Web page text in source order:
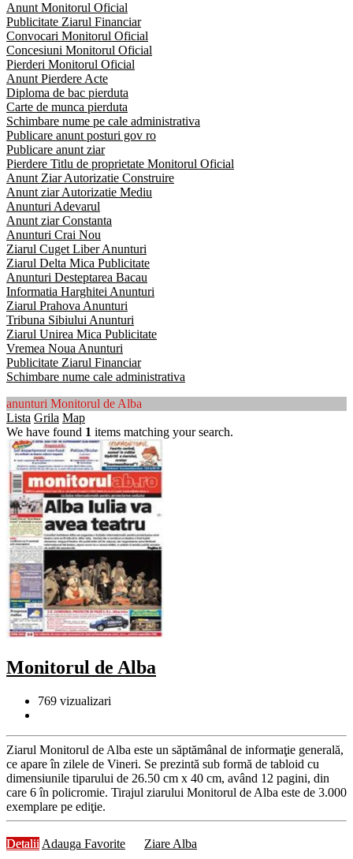
Anunt Monitorul Oficial
Publicitate Ziarul Financiar
Convocari Monitorul Oficial
Concesiuni Monitorul Oficial
Pierderi Monitorul Oficial
Anunt Pierdere Acte
Diploma de bac pierduta
Carte de munca pierduta
Schimbare nume pe cale administrativa
Publicare anunt posturi gov ro
Publicare anunt ziar
Pierdere Titlu de proprietate Monitorul Oficial
Anunt Ziar Autorizatie Construire
Anunt ziar Autorizatie Mediu
Anunturi Adevarul
Anunt ziar Constanta
Anunturi Crai Nou
Ziarul Cuget Liber Anunturi
Ziarul Delta Mica Publicitate
Anunturi Desteptarea Bacau
Informatia Harghitei Anunturi
Ziarul Prahova Anunturi
Tribuna Sibiului Anunturi
Ziarul Unirea Mica Publicitate
Vremea Noua Anunturi
Publicitate Ziarul Financiar
Schimbare nume cale administrativa
anunturi Monitorul de Alba
Lista Grila Map
We have found 1 items matching your search.
Monitorul de Alba
769 vizualizari
Ziarul Monitorul de Alba este un săptămânal de informaţie generală,
ce apare în zilele de Vineri. Se prezintă sub formă de tabloid cu
dimensiunile tiparului de 26.50 cm x 40 cm, având 12 pagini, din
care 6 în policromie. Tirajul ziarului Monitorul de Alba este de 3.000
exemplare pe ediţie.
Detalii Adauga Favorite Ziare Alba